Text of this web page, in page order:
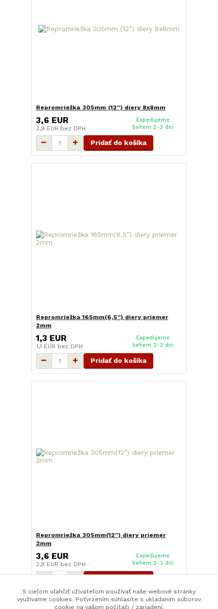
Repromriežka 305mm (12”) diery 8x8mm
3,6 EUR
2,9 EUR bez DPH
Expedujeme
behem 2-3 dní
Pridať do košíka
Repromriežka 165mm(6,5”) diery priemer
2mm
1,3 EUR
1,1 EUR bez DPH
Expedujeme
behem 2-3 dní
Pridať do košíka
Repromriežka 305mm(12”) diery priemer
2mm
3,6 EUR
2,9 EUR bez DPH
Expedujeme
behem 2-3 dní
S cieľom uľahčiť užívateľom používať naše webové stránky
využívame cookies. Potvrzením súhlasíte s ukladaním súborov
cookie na vašom počítači / zariadení.